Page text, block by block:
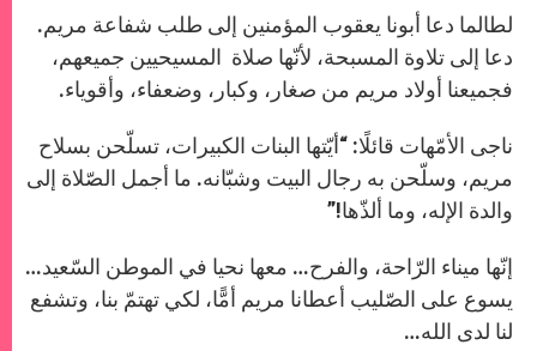
لطالما دعا أبونا يعقوب المؤمنين إلى طلب شفاعة مريم.
دعا إلى تلاوة المسبحة، لأنّها صلاة المسيحيين جميعهم،
فجميعنا أولاد مريم من صغار، وكبار، وضعفاء، وأقوياء.
ناجى الأمّهات قائلًا: “أيّتها البنات الكبيرات، تسلّحن بسلاح
مريم، وسلّحن به رجال البيت وشبّانه. ما أجمل الصّلاة إلى
والدة الإله، وما ألذّها!”
إنّها ميناء الرّاحة، والفرح… معها نحيا في الموطن السّعيد…
يسوع على الصّليب أعطانا مريم أمًّا، لكي تهتمّ بنا، وتشفع
لنا لدى الله…